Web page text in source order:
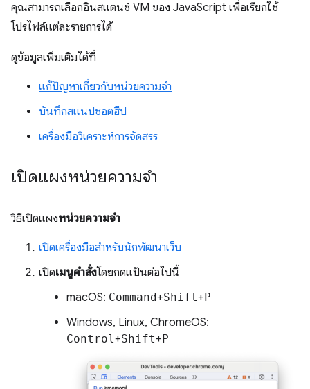
คุณสามารถเลือกอินสแตนซ์ VM ของ JavaScript เพื่อเรียกใช้
โปรไฟล์แต่ละรายการได้
ดูข้อมูลเพิ่มเติมได้ที่
แก้ปัญหาเกี่ยวกับหน่วยความจำ
บันทึกสแนปชอตฮีป
เครื่องมือวิเคราะห์การจัดสรร
เปิดแผงหน่วยความจำ
วิธีเปิดแผงหน่วยความจำ
เปิดเครื่องมือสำหรับนักพัฒนาเว็บ
เปิดเมนูคำสั่งโดยกดแป้นต่อไปนี้
macOS: Command+Shift+P
Windows, Linux, ChromeOS:
Control+Shift+P